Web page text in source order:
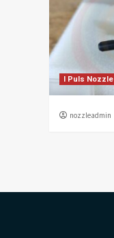
I Puls Nozzle
nozzleadmin